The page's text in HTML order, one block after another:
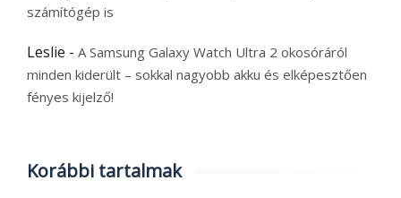
számítógép is
Leslie - A Samsung Galaxy Watch Ultra 2 okosóráról
minden kiderült – sokkal nagyobb akku és elképesztően
fényes kijelző!
Korábbi tartalmak